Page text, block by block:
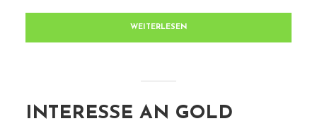
WEITERLESEN
INTERESSE AN GOLD